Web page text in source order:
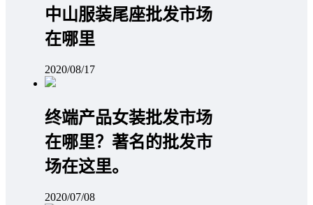
中山服装尾座批发市场
在哪里
2020/08/17
终端产品女装批发市场
在哪里？著名的批发市
场在这里。
2020/07/08